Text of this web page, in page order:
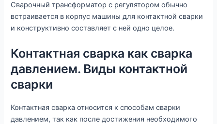
Сварочный трансформатор с регулятором обычно
встраивается в корпус машины для контактной сварки
и конструктивно составляет с ней одно целое.
Контактная сварка как сварка
давлением. Виды контактной
сварки
Контактная сварка относится к способам сварки
давлением, так как после достижения необходимого